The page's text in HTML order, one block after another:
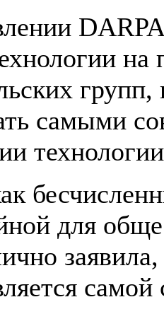
на
самыми
для
самой